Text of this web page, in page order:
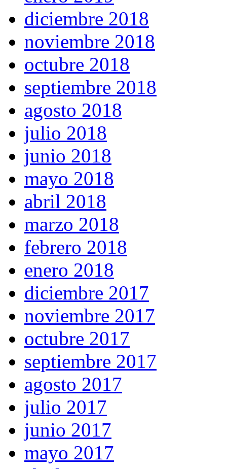
diciembre 2018
noviembre 2018
octubre 2018
septiembre 2018
agosto 2018
julio 2018
junio 2018
mayo 2018
abril 2018
marzo 2018
febrero 2018
enero 2018
diciembre 2017
noviembre 2017
octubre 2017
septiembre 2017
agosto 2017
julio 2017
junio 2017
mayo 2017